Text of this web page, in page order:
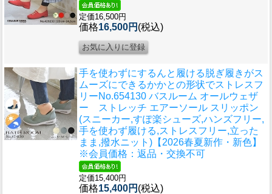
定価16,500円
価格16,500円 (税込)
手を使わずにするんと履ける脱ぎ履きがス
ムーズにできるかかとの形状でストレスフ
リーNo.654130 バスルーム オールウェザ
ー ストレッチ エアーソール スリッポン
(スニーカー,すぽ楽シューズ,ハンズフリー,
手を使わず履ける,ストレスフリー,立った
まま,撥水ニット)【2026春夏新作・新色】
※会員価格：返品・交換不可
定価15,400円
価格15,400円 (税込)